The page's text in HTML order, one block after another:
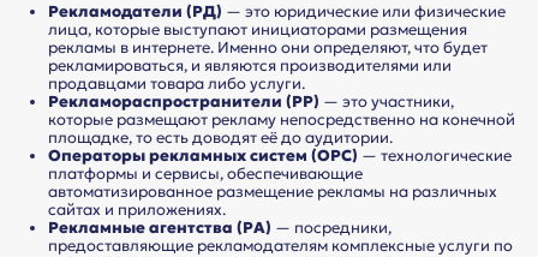
Рекламодатели (РД) — это юридические или физические
лица, которые выступают инициаторами размещения
рекламы в интернете. Именно они определяют, что будет
рекламироваться, и являются производителями или
продавцами товара либо услуги.
Рекламораспространители (РР) — это участники,
которые размещают рекламу непосредственно на конечной
площадке, то есть доводят её до аудитории.
Операторы рекламных систем (ОРС) — технологические
платформы и сервисы, обеспечивающие
автоматизированное размещение рекламы на различных
сайтах и приложениях.
Рекламные агентства (РА) — посредники,
предоставляющие рекламодателям комплексные услуги по